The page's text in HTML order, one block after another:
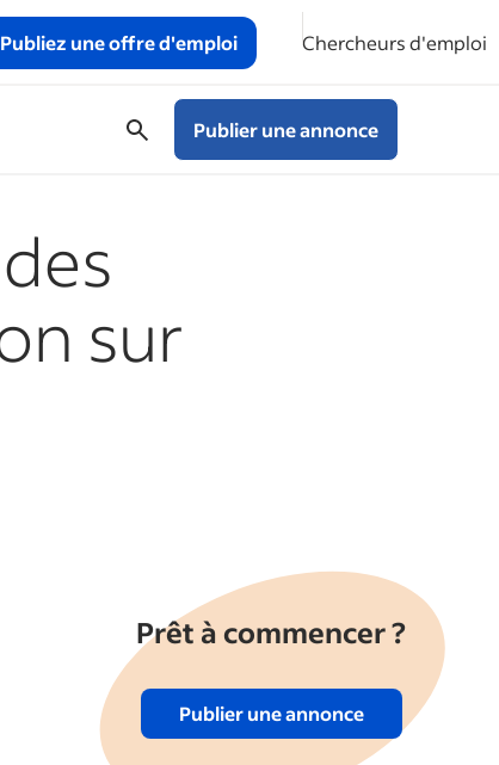
Publiez une offre d'emploi Chercheurs d'emploi
Publier une annonce
sur
Prêt à commencer ?
Publier une annonce